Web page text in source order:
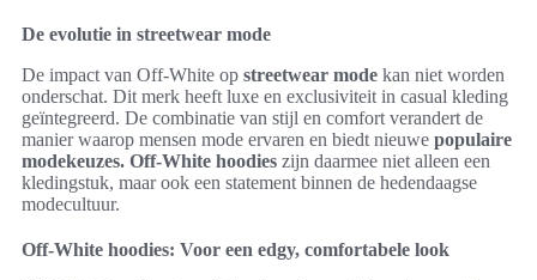
De evolutie in streetwear mode
De impact van Off-White op streetwear mode kan niet worden
onderschat. Dit merk heeft luxe en exclusiviteit in casual kleding
geïntegreerd. De combinatie van stijl en comfort verandert de
manier waarop mensen mode ervaren en biedt nieuwe populaire
modekeuzes. Off-White hoodies zijn daarmee niet alleen een
kledingstuk, maar ook een statement binnen de hedendaagse
modecultuur.
Off-White hoodies: Voor een edgy, comfortabele look